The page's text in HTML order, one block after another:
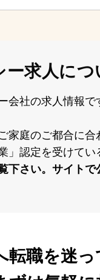
ー求人につ
会社の求⼈情報
家庭のご都合に
認定を受けてい
下さい。サイト
転職を迷っ